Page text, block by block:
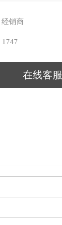
经销商
1747
在线客服